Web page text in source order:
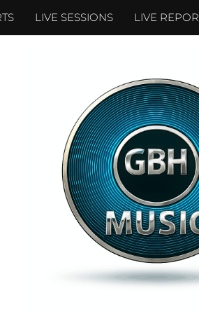
LIVE SESSIONS LIVE